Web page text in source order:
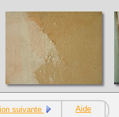
suivante Aide